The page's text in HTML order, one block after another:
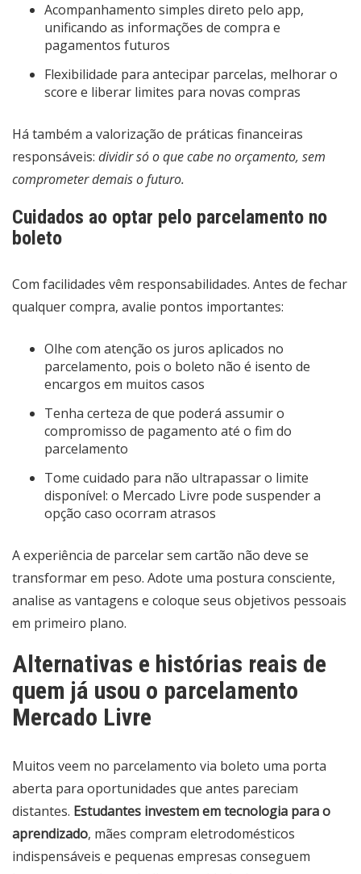
Acompanhamento simples direto pelo app,
unificando as informações de compra e
pagamentos futuros
Flexibilidade para antecipar parcelas, melhorar o
score e liberar limites para novas compras
Há também a valorização de práticas financeiras
responsáveis: dividir só o que cabe no orçamento, sem
comprometer demais o futuro.
Cuidados ao optar pelo parcelamento no
boleto
Com facilidades vêm responsabilidades. Antes de fechar
qualquer compra, avalie pontos importantes:
Olhe com atenção os juros aplicados no
parcelamento, pois o boleto não é isento de
encargos em muitos casos
Tenha certeza de que poderá assumir o
compromisso de pagamento até o fim do
parcelamento
Tome cuidado para não ultrapassar o limite
disponível: o Mercado Livre pode suspender a
opção caso ocorram atrasos
A experiência de parcelar sem cartão não deve se
transformar em peso. Adote uma postura consciente,
analise as vantagens e coloque seus objetivos pessoais
em primeiro plano.
Alternativas e histórias reais de
quem já usou o parcelamento
Mercado Livre
Muitos veem no parcelamento via boleto uma porta
aberta para oportunidades que antes pareciam
distantes. Estudantes investem em tecnologia para o
aprendizado, mães compram eletrodomésticos
indispensáveis e pequenas empresas conseguem